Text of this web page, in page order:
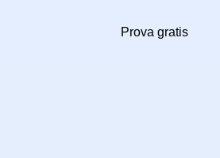
Prova gratis